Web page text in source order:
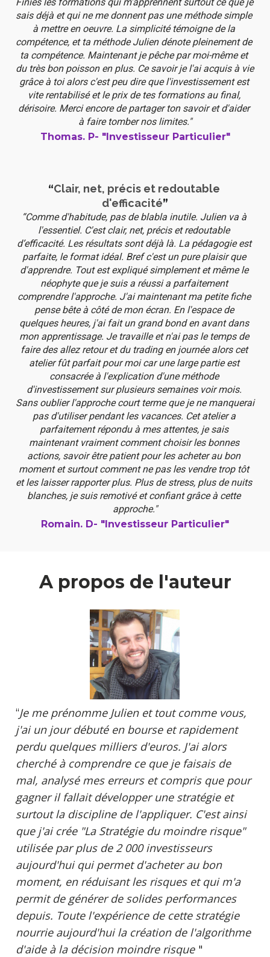
sais déjà et qui ne me donnent pas une méthode simple
à mettre en oeuvre. La simplicité témoigne de la
compétence, et ta méthode Julien dénote pleinement de
ta compétence. Maintenant je pêche par moi-même et
du très bon poisson en plus. Ce savoir je l'ai acquis à vie
grâce à toi alors c'est peu dire que l'investissement est
vite rentabilisé et le prix de tes formations au final,
dérisoire. Merci encore de partager ton savoir et d'aider
à faire tomber nos limites."
Thomas. P- "Investisseur Particulier"
“Clair, net, précis et redoutable
d'efficacité”
“Comme d'habitude, pas de blabla inutile. Julien va à
l'essentiel. C'est clair, net, précis et redoutable
d’efficacité. Les résultats sont déjà là. La pédagogie est
parfaite, le format idéal. Bref c'est un pure plaisir que
d'apprendre. Tout est expliqué simplement et même le
néophyte que je suis a réussi a parfaitement
comprendre l'approche. J'ai maintenant ma petite fiche
pense bête à côté de mon écran. En l'espace de
quelques heures, j'ai fait un grand bond en avant dans
mon apprentissage. Je travaille et n'ai pas le temps de
faire des allez retour et du trading en journée alors cet
atelier fût parfait pour moi car une large partie est
consacrée à l'explication d'une méthode
d'investissement sur plusieurs semaines voir mois.
Sans oublier l'approche court terme que je ne manquerai
pas d'utiliser pendant les vacances. Cet atelier a
parfaitement répondu à mes attentes, je sais
maintenant vraiment comment choisir les bonnes
actions, savoir être patient pour les acheter au bon
moment et surtout comment ne pas les vendre trop tôt
et les laisser rapporter plus. Plus de stress, plus de nuits
blanches, je suis remotivé et confiant grâce à cette
approche."
Romain. D- "Investisseur Particulier"
A propos de l'auteur
“Je me prénomme Julien et tout comme vous,
j'ai un jour débuté en bourse et rapidement
perdu quelques milliers d'euros. J'ai alors
cherché à comprendre ce que je faisais de
mal, analysé mes erreurs et compris que pour
gagner il fallait développer une stratégie et
surtout la discipline de l'appliquer. C'est ainsi
que j'ai crée "La Stratégie du moindre risque"
utilisée par plus de 2 000 investisseurs
aujourd'hui qui permet d'acheter au bon
moment, en réduisant les risques et qui m'a
permit de générer de solides performances
depuis. Toute l'expérience de cette stratégie
nourrie aujourd'hui la création de l'algorithme
d'aide à la décision moindre risque” "